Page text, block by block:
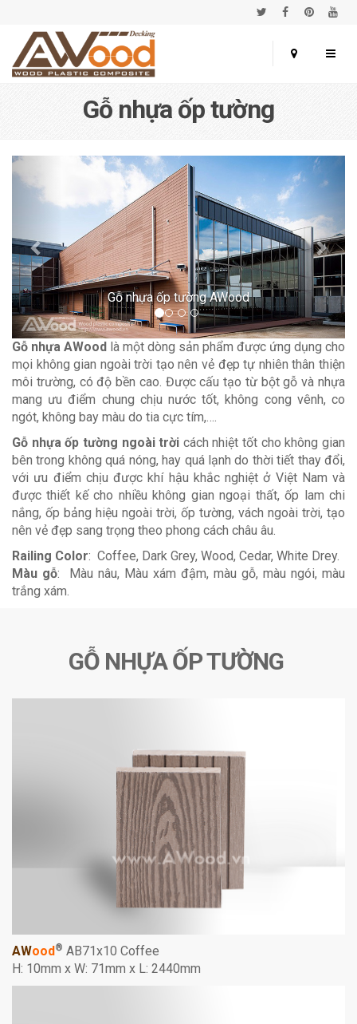
Gỗ nhựa ốp tường
Gỗ nhựa ốp tường AWood
Gỗ nhựa AWood là một dòng sản phẩm được ứng dụng cho
mọi không gian ngoài trời tạo nên vẻ đẹp tự nhiên thân thiện
môi trường, có độ bền cao. Được cấu tạo từ bột gỗ và nhựa
mang ưu điểm chung chịu nước tốt, không cong vênh, co
ngót, không bay màu do tia cực tím,….
Gỗ nhựa ốp tường ngoài trời cách nhiệt tốt cho không gian
bên trong không quá nóng, hay quá lạnh do thời tiết thay đổi,
với ưu điểm chịu được khí hậu khắc nghiệt ở Việt Nam và
được thiết kế cho nhiều không gian ngoại thất, ốp lam chi
nắng, ốp bảng hiệu ngoài trời, ốp tường, vách ngoài trời, tạo
nên vẻ đẹp sang trọng theo phong cách châu âu.
Railing Color: Coffee, Dark Grey, Wood, Cedar, White Drey.
Màu gỗ: Màu nâu, Màu xám đậm, màu gỗ, màu ngói, màu
trắng xám.
GỖ NHỰA ỐP TƯỜNG
AWood® AB71x10 Coffee
H: 10mm x W: 71mm x L: 2440mm